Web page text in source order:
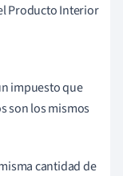
Producto Interior
impuesto que
son los mismos
cantidad de